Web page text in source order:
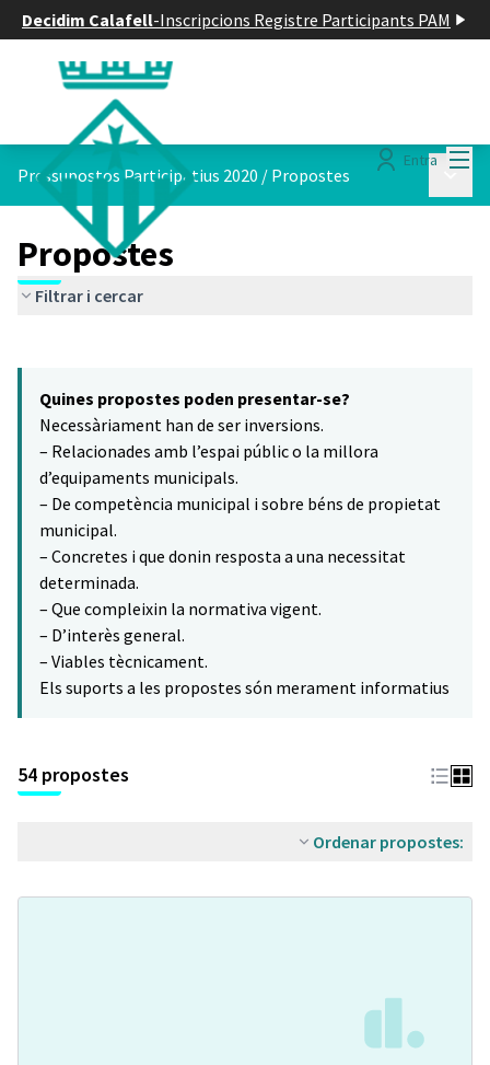
Decidim Calafell-Inscripcions Registre Participants PAM
Entra
Pressupostos Participatius 2020 / Propostes
Propostes
Filtrar i cercar
−
Quines propostes poden presentar-se?
Necessàriament han de ser inversions.
– Relacionades amb l’espai públic o la millora
d’equipaments municipals.
– De competència municipal i sobre béns de propietat
municipal.
– Concretes i que donin resposta a una necessitat
determinada.
– Que compleixin la normativa vigent.
– D’interès general.
– Viables tècnicament.
Els suports a les propostes són merament informatius
54 propostes
Ordenar propostes: